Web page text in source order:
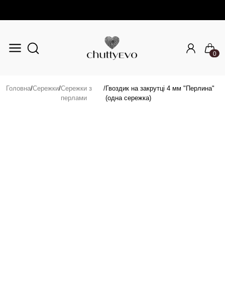
0
Головна/Сережки/Сережки з
перлами
/Гвоздик на закрутці 4 мм "Перлина"
(одна сережка)